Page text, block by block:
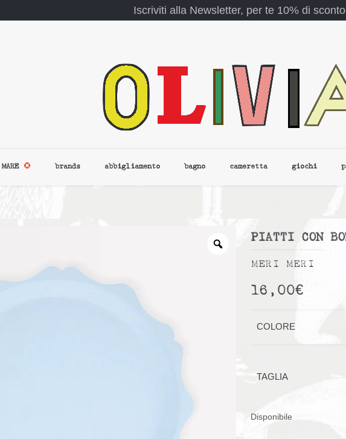
Iscriviti alla Newsletter, per te 10% di
MARE brands abbigliamento bagno cameretta giochi
PIATTI CON
MERI MERI
16,00€
COLORE
TAGLIA
Disponibile